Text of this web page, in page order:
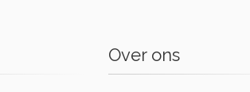
Over ons